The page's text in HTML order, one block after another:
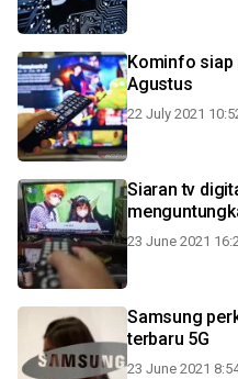
Kominfo siap
Agustus
22 July 2021
Siaran tv
23 June 2021
Samsung
terbaru 5G
23 June 2021